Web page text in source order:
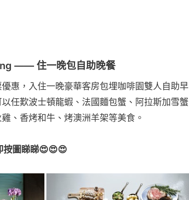
—— 住一晚包自助晚餐
惠，入住一晚豪華客房包埋咖啡園雙人自助早
任歎波士頓龍蝦、法國麵包蟹、阿拉斯加雪蟹
、香烤和牛、烤澳洲羊架等美食。
按圖睇睇😍😍😍